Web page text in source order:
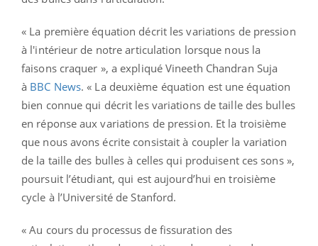
« La première équation décrit les variations de pression
à l'intérieur de notre articulation lorsque nous la
faisons craquer », a expliqué Vineeth Chandran Suja
à BBC News. « La deuxième équation est une équation
bien connue qui décrit les variations de taille des bulles
en réponse aux variations de pression. Et la troisième
que nous avons écrite consistait à coupler la variation
de la taille des bulles à celles qui produisent ces sons »,
poursuit l’étudiant, qui est aujourd’hui en troisième
cycle à l’Université de Stanford.
« Au cours du processus de fissuration des